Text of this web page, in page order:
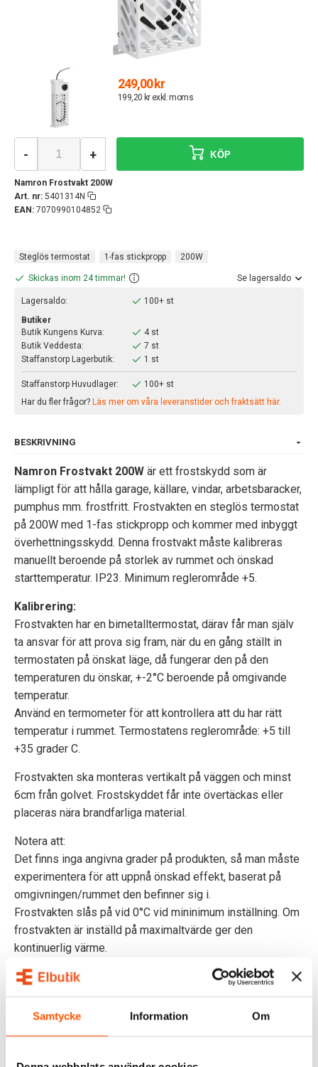
Samtycke Information Om
249,00 kr
199,20 kr exkl. moms
Namron Frostvakt 200W
Art. nr: 5401314N
EAN: 7070990104852
- + KÖP
Steglös termostat 1-fas stickpropp 200W
Skickas inom 24 timmar! Se lagersaldo
Lagersaldo:
100+ st
Butiker
Butik Kungens Kurva:
4 st
Butik Veddesta:
7 st
Staffanstorp Lagerbutik:
1 st
Staffanstorp Huvudlager:
100+ st
Har du fler frågor? Läs mer om våra leveranstider och fraktsätt här.
BESKRIVNING
Namron Frostvakt 200W är ett frostskydd som är
lämpligt för att hålla garage, källare, vindar, arbetsbaracker,
pumphus mm. frostfritt. Frostvakten en steglös termostat
på 200W med 1-fas stickpropp och kommer med inbyggt
överhettningsskydd. Denna frostvakt måste kalibreras
manuellt beroende på storlek av rummet och önskad
starttemperatur. IP23. Minimum reglerområde +5.
Kalibrering:
Frostvakten har en bimetalltermostat, därav får man själv
ta ansvar för att prova sig fram, när du en gång ställt in
termostaten på önskat läge, då fungerar den på den
temperaturen du önskar, +-2°C beroende på omgivande
temperatur.
Använd en termometer för att kontrollera att du har rätt
temperatur i rummet. Termostatens reglerområde: +5 till
+35 grader C.
Frostvakten ska monteras vertikalt på väggen och minst
6cm från golvet. Frostskyddet får inte övertäckas eller
placeras nära brandfarliga material.
Notera att:
Det finns inga angivna grader på produkten, så man måste
experimentera för att uppnå önskad effekt, baserat på
omgivningen/rummet den befinner sig i.
Frostvakten slås på vid 0°C vid mininimum inställning. Om
frostvakten är inställd på maximaltvärde ger den
kontinuerlig värme.